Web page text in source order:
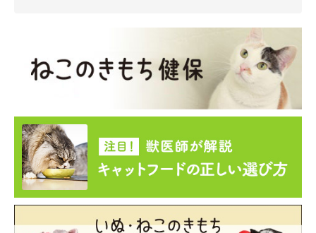
ちなみにDは…
「クラッキング」は、ジレンマがある状況での行動で、歯を鳴ら
すのは人でいう歯ぎしりのようなもの。ですから、楽しい気分と